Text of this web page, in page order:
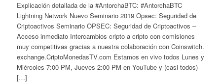
Explicación detallada de la #AntorchaBTC: #AntorchaBTC
Lightning Network Nuevo Seminario 2019 Opsec: Seguridad de
Criptoactivos Seminario OPSEC: Seguridad de Criptoactivos –
Acceso inmediato Intercambios cripto a cripto con comisiones
muy competitivas gracias a nuestra colaboración con Coinswitch.
exchange.CriptoMonedasTV.com Estamos en vivo todos Lunes y
Miércoles 7:00 PM, Jueves 2:00 PM en YouTube y (casi todos)
[…]